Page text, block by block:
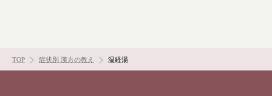
TOP 症状別 漢方の教え 温経湯